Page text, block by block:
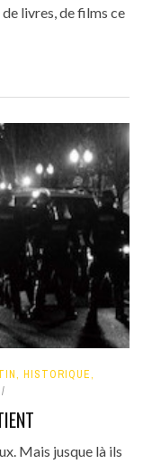
livres, de films ce
, HISTORIQUE,
Mais jusque là ils